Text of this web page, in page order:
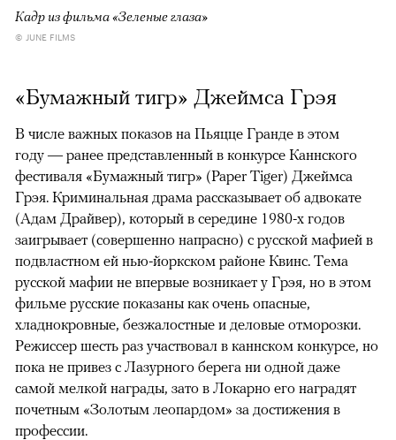
Кадр из фильма «Зеленые глаза»
© JUNE FILMS
«Бумажный тигр» Джеймса Грэя
В числе важных показов на Пьяцце Гранде в этом
году — ранее представленный в конкурсе Каннского
фестиваля «Бумажный тигр» (Paper Tiger) Джеймса
Грэя. Криминальная драма рассказывает об адвокате
(Адам Драйвер), который в середине 1980-х годов
заигрывает (совершенно напрасно) с русской мафией в
подвластном ей нью-йоркском районе Квинс. Тема
русской мафии не впервые возникает у Грэя, но в этом
фильме русские показаны как очень опасные,
хладнокровные, безжалостные и деловые отморозки.
Режиссер шесть раз участвовал в каннском конкурсе, но
пока не привез с Лазурного берега ни одной даже
самой мелкой награды, зато в Локарно его наградят
почетным «Золотым леопардом» за достижения в
профессии.